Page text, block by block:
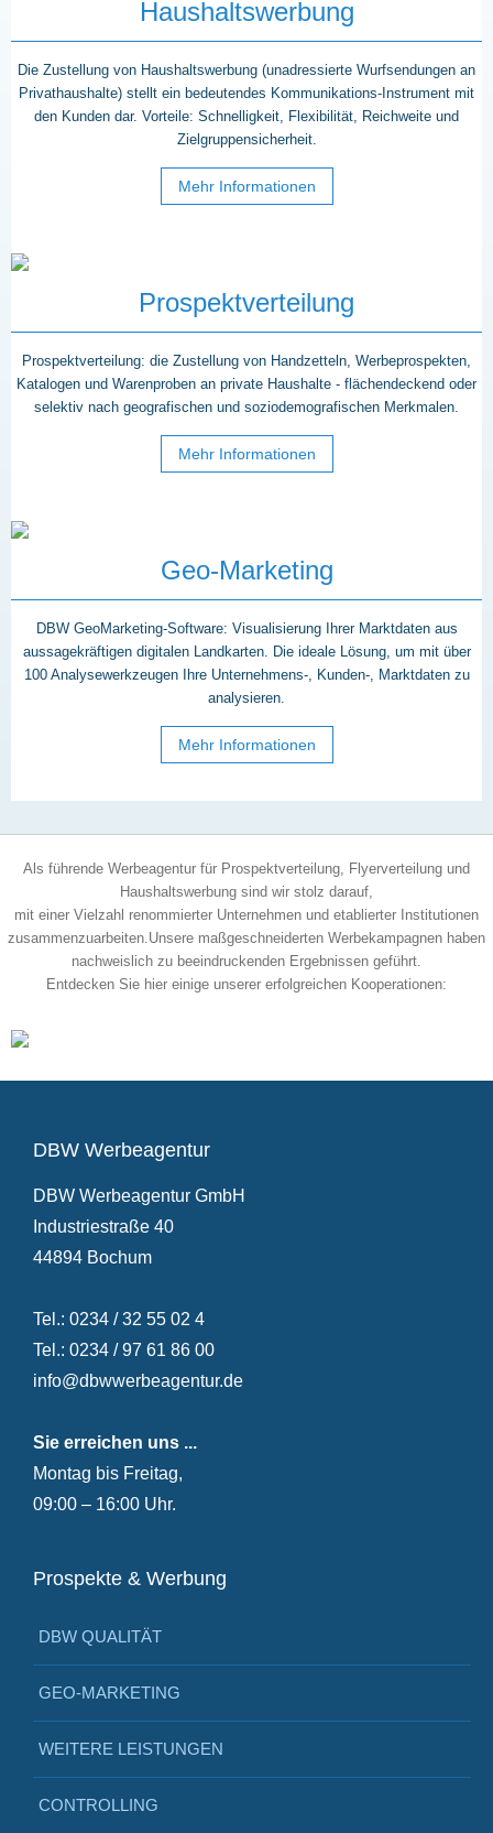
Haushaltswerbung
Die Zustellung von Haushaltswerbung (unadressierte Wurfsendungen an
Privathaushalte) stellt ein bedeutendes Kommunikations-Instrument mit
den Kunden dar. Vorteile: Schnelligkeit, Flexibilität, Reichweite und
Zielgruppensicherheit.
Mehr Informationen
Prospektverteilung
Prospektverteilung: die Zustellung von Handzetteln, Werbeprospekten,
Katalogen und Warenproben an private Haushalte - flächendeckend oder
selektiv nach geografischen und soziodemografischen Merkmalen.
Mehr Informationen
Geo-Marketing
DBW GeoMarketing-Software: Visualisierung Ihrer Marktdaten aus
aussagekräftigen digitalen Landkarten. Die ideale Lösung, um mit über
100 Analysewerkzeugen Ihre Unternehmens-, Kunden-, Marktdaten zu
analysieren.
Mehr Informationen
Als führende Werbeagentur für Prospektverteilung, Flyerverteilung und
Haushaltswerbung sind wir stolz darauf,
mit einer Vielzahl renommierter Unternehmen und etablierter Institutionen
zusammenzuarbeiten.Unsere maßgeschneiderten Werbekampagnen haben
nachweislich zu beeindruckenden Ergebnissen geführt.
Entdecken Sie hier einige unserer erfolgreichen Kooperationen:
DBW Werbeagentur
DBW Werbeagentur GmbH
Industriestraße 40
44894 Bochum
Tel.: 0234 / 32 55 02 4
Tel.: 0234 / 97 61 86 00
info@dbwwerbeagentur.de
Sie erreichen uns ...
Montag bis Freitag,
09:00 – 16:00 Uhr.
Prospekte & Werbung
DBW QUALITÄT
GEO-MARKETING
WEITERE LEISTUNGEN
CONTROLLING